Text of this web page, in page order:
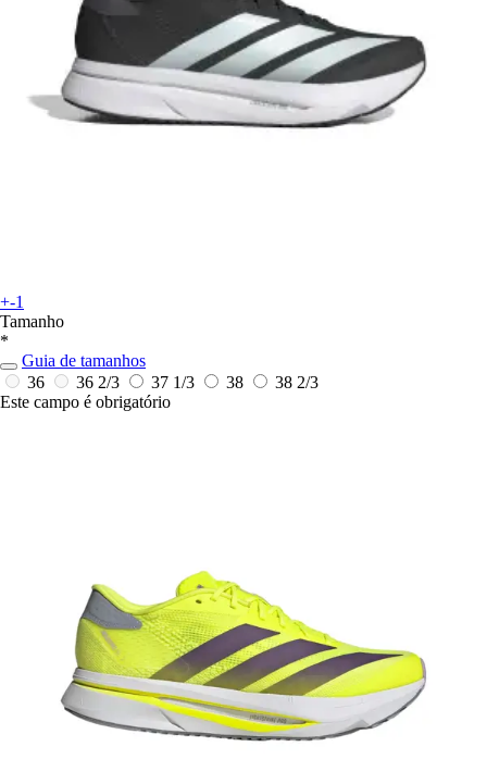
+-1
Tamanho
*
Guia de tamanhos
36
36 2/3 37 1/3 38
38 2/3
Este campo é obrigatório